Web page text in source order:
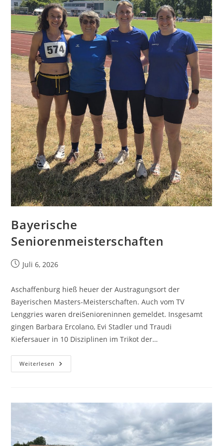
Bayerische
Seniorenmeisterschaften
Juli 6, 2026
Aschaffenburg hieß heuer der Austragungsort der
Bayerischen Masters-Meisterschaften. Auch vom TV
Lenggries waren dreiSenioreninnen gemeldet. Insgesamt
gingen Barbara Ercolano, Evi Stadler und Traudi
Kiefersauer in 10 Disziplinen im Trikot der…
Weiterlesen